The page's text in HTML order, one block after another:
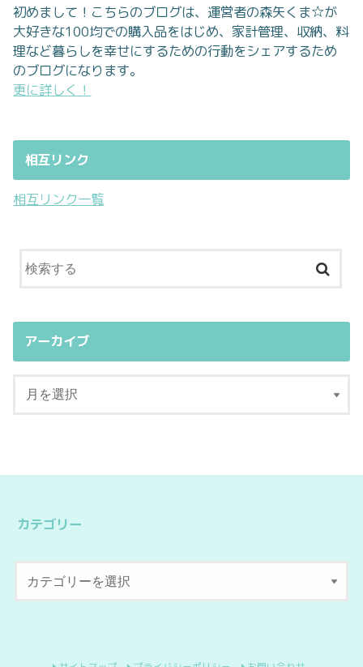
初めまして！こちらのブログは、運営者の森矢くま☆が
大好きな100均での購入品をはじめ、家計管理、収納、料
理など暮らしを幸せにするための行動をシェアするため
のブログになります。
更に詳しく！
相互リンク
相互リンク一覧
アーカイブ
カテゴリー